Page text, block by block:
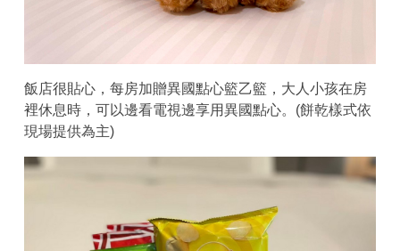
飯店很貼心，每房加贈異國點心籃乙籃，大人小孩在房
裡休息時，可以邊看電視邊享用異國點心。(餅乾樣式依
現場提供為主)